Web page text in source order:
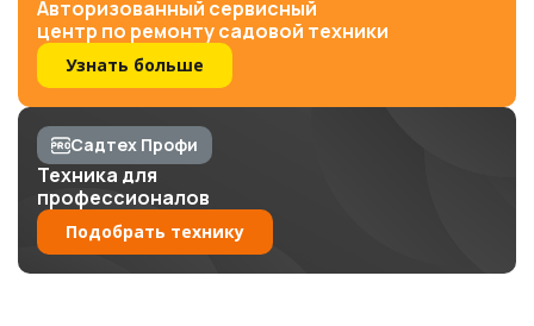
Авторизованный сервисный
центр по ремонту садовой техники
Узнать больше
Садтех Профи
Техника для
профессионалов
Подобрать технику